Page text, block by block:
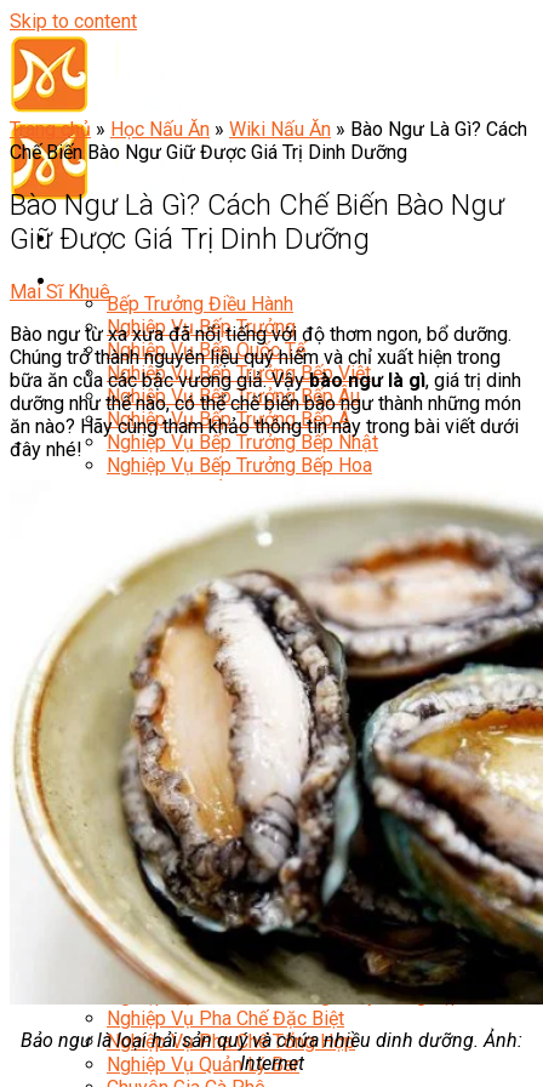
Skip to content
Đầu Bếp
Bếp Trưởng Điều Hành
Nghiệp Vụ Bếp Trưởng
Nghiệp Vụ Bếp Quốc Tế
Nghiệp Vụ Bếp Trưởng Bếp Việt
Nghiệp Vụ Bếp Trưởng Bếp Âu
Nghiệp Vụ Bếp Trưởng Bếp Á
Nghiệp Vụ Bếp Trưởng Bếp Nhật
Nghiệp Vụ Bếp Trưởng Bếp Hoa
Nghiệp Vụ Bếp Hàn
Nghiệp Vụ Bếp Thái
Nghiệp Vụ Bếp Chay
Nghiệp Vụ Quản Lý Bếp
Nghiệp Vụ Cấp Dưỡng
Nghiệp Vụ Bếp Phụ
Điểm Tâm Hồng Kông
Eat Clean
Food Stylist
Master Class
Bếp Gia Đình
Học Nấu Ăn Mở Quán
Chuyên Đề Bếp Nóng
Khởi Sự Kinh Doanh Ngành F&B
Khởi Sự Kinh Doanh Nhà Hàng
Bí Quyết Kinh Doanh và Vận Hành Mô Hình Ẩm
Thực
Video Dạy Nấu Ăn
Pha Chế
Nghiệp Vụ Bar Trưởng
Nghiệp Vụ Bartender Chuyên Nghiệp
Nghiệp Vụ Barista Chuyên Nghiệp
Nghiệp Vụ Flair Bartending Chuyên Nghiệp
Nghiệp Vụ Pha Chế Đặc Biệt
Nghiệp Vụ Pha Chế Tổng Hợp
Nghiệp Vụ Quản Lý Bar
Trang chủ » Học Nấu Ăn » Wiki Nấu Ăn » Bào Ngư Là Gì? Cách
Chế Biến Bào Ngư Giữ Được Giá Trị Dinh Dưỡng
Bào Ngư Là Gì? Cách Chế Biến Bào Ngư
Giữ Được Giá Trị Dinh Dưỡng
Mai Sĩ Khuê
Bào ngư từ xa xưa đã nổi tiếng với độ thơm ngon, bổ dưỡng.
Chúng trở thành nguyên liệu quý hiếm và chỉ xuất hiện trong
bữa ăn của các bậc vương giả. Vậybào ngư là gì, giá trị dinh
dưỡng như thế nào, có thể chế biến bào ngư thành những món
ăn nào? Hãy cùng tham khảo thông tin này trong bài viết dưới
đây nhé!
Bảo ngư là loại hải sản quý và chứa nhiều dinh dưỡng. Ảnh:
Internet